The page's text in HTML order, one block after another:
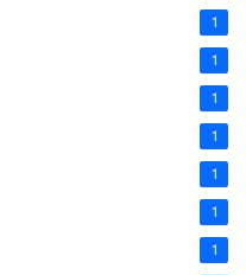
1
1
1
1
1
1
1